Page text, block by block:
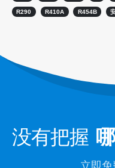
R290 R410A R454B
没有把握
立即
跟着我们